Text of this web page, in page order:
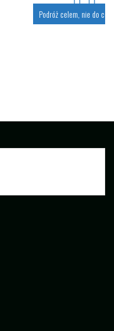
Podróż celem, nie do celu…